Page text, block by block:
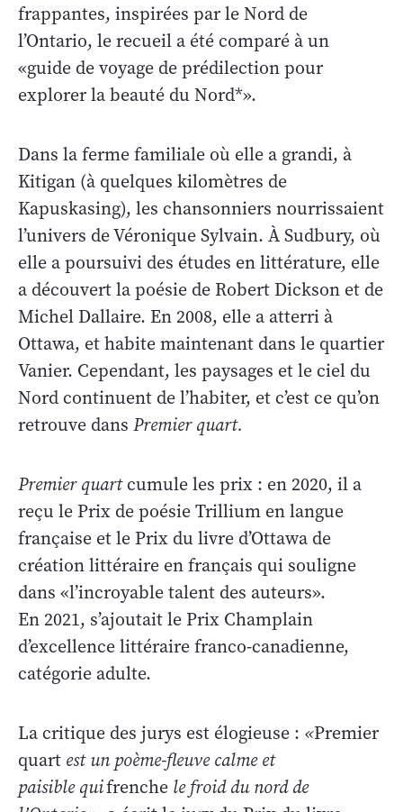
frappantes, inspirées par le Nord de
l’Ontario, le recueil a été comparé à un
«guide de voyage de prédilection pour
explorer la beauté du Nord*».
Dans la ferme familiale où elle a grandi, à
Kitigan (à quelques kilomètres de
Kapuskasing), les chansonniers nourrissaient
l’univers de Véronique Sylvain. À Sudbury, où
elle a poursuivi des études en littérature, elle
a découvert la poésie de Robert Dickson et de
Michel Dallaire. En 2008, elle a atterri à
Ottawa, et habite maintenant dans le quartier
Vanier. Cependant, les paysages et le ciel du
Nord continuent de l’habiter, et c’est ce qu’on
retrouve dans Premier quart.
Premier quartcumule les prix : en 2020, il a
reçu le Prix de poésie Trillium en langue
française et le Prix du livre d’Ottawa de
création littéraire en français qui souligne
dans «l’incroyable talent des auteurs».
En 2021, s’ajoutait le Prix Champlain
d’excellence littéraire franco-canadienne,
catégorie adulte.
La critique des jurys est élogieuse : «Premier
quart est un poème-fleuve calme et
paisible quifrenche le froid du nord de